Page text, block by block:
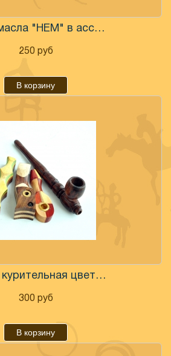
Аромамасла "НЕМ" в ассортименте
250 руб
В корзину
Трубка курительная цветное дерево в ассортименте
300 руб
В корзину